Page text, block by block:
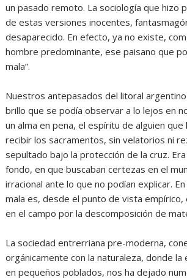
un pasado remoto. La sociología que hizo
de estas versiones inocentes,
desaparecido. En efecto, ya no existe,
hombre predominante, ese paisano que
mala”.
Nuestros antepasados del litoral
brillo que se podía observar a lo lejos en
un alma en pena, el espíritu de alguien
recibir los sacramentos, sin velatorios ni
sepultado bajo la protección de la cruz.
fondo, en que buscaban certezas en el
irracional ante lo que no podían explicar.
mala es, desde el punto de vista empírico,
en el campo por la descomposición de
La sociedad entrerriana pre-moderna,
orgánicamente con la naturaleza, donde la
en pequeños poblados, nos ha dejado